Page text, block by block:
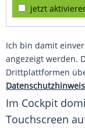
jetzt
Ich bin damit
angezeigt werden.
Drittplattformen
Im Cockpit
Touchscreen